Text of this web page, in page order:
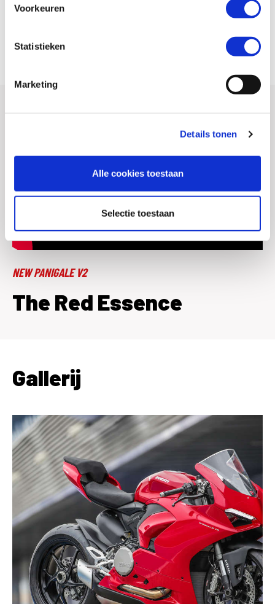
Voorkeuren
Statistieken
Marketing
Details tonen
Alle cookies toestaan
Selectie toestaan
10.750 tpm en koppel van 104 Nm bij 9.000 tpm voor sopel rijden op zowel
de weg als op het cicruit. 2 nieuwe injectoren zorgen voor nog betere
prestaties en de nieuwe inlaatkanalen zorgen voor minder drukverlies.
NEW PANIGALE V2
The Red Essence
Gallerij